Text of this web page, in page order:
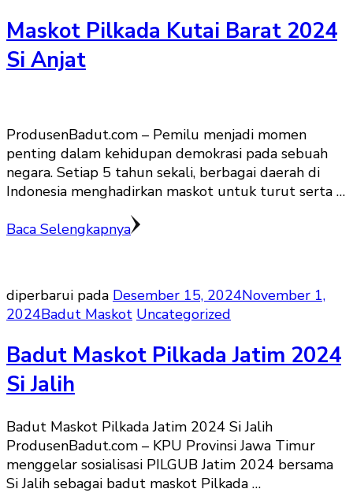
Maskot Pilkada Kutai Barat 2024
Si Anjat
ProdusenBadut.com – Pemilu menjadi momen
penting dalam kehidupan demokrasi pada sebuah
negara. Setiap 5 tahun sekali, berbagai daerah di
Indonesia menghadirkan maskot untuk turut serta …
Baca Selengkapnya
diperbarui pada Desember 15, 2024November 1,
2024Badut Maskot Uncategorized
Badut Maskot Pilkada Jatim 2024
Si Jalih
Badut Maskot Pilkada Jatim 2024 Si Jalih
ProdusenBadut.com – KPU Provinsi Jawa Timur
menggelar sosialisasi PILGUB Jatim 2024 bersama
Si Jalih sebagai badut maskot Pilkada …